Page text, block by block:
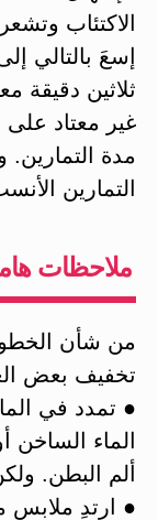
الاكتئاب
إسعَ بالتالي
ثلاثين دقيقة
غير معتاد على
مدة
التمارين
ملاحظات
من شأن
تخفيف بعض
● تمدد في
الماء
ألم البطن.
● ارتدِ